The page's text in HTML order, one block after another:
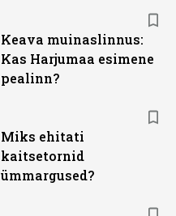
Keava muinaslinnus:
Kas Harjumaa esimene
pealinn?
Miks ehitati
kaitsetornid
ümmargused?